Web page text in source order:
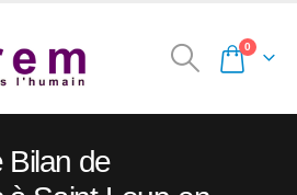
0
Bilan de